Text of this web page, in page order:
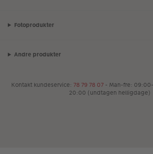
Fotoprodukter
Andre produkter
Kontakt kundeservice: 78 79 78 07 - Man-fre:
20:00 (undtagen helligdage)